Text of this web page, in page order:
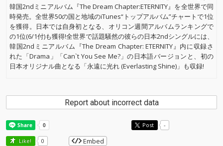
韓国2ndミニアルバム『The Dream Chapter:ETERNITY』を全世界で同
時発売。全世界50の国と地域のiTunes“トップアルバム”チャートで1位
を獲得。日本では自身初となる、オリコン週間アルバムランキングで
の1位(6/1付)も獲得!全世界で話題騒然の彼らの日本2ndシングルには、
韓国2ndミニアルバム『The Dream Chapter: ETERNITY』内に収録さ
れた「Drama」「Can`t You See Me?」の日本語バージョンと、初の
日本オリジナル曲となる「永遠に光れ (Everlasting Shine)」も収録!
Report about incorrect data
Post -
Like! 0 Embed